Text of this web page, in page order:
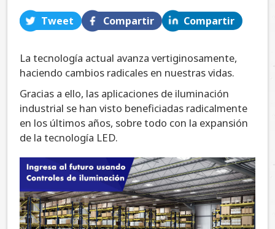
Tweet Compartir Compartir
La tecnología actual avanza vertiginosamente,
haciendo cambios radicales en nuestras vidas.
Gracias a ello, las aplicaciones de iluminación
industrial se han visto beneficiadas radicalmente
en los últimos años, sobre todo con la expansión
de la tecnología LED.